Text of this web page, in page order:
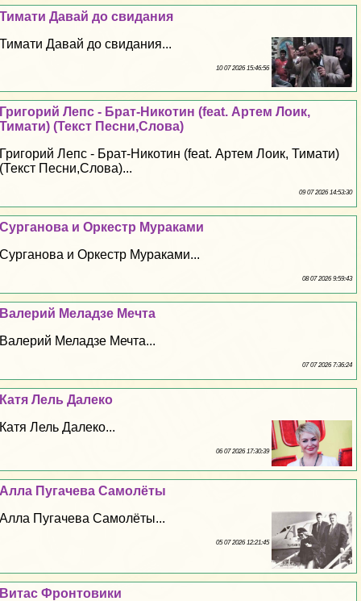
Тимати Давай до свидания
Тимати Давай до свидания...
10 07 2026 15:46:56
Григорий Лепс - Брат-Никотин (feat. Артем Лоик,
Тимати) (Текст Песни,Слова)
Григорий Лепс - Брат-Никотин (feat. Артем Лоик, Тимати)
(Текст Песни,Слова)...
09 07 2026 14:53:30
Сурганова и Оркестр Муpaками
Сурганова и Оркестр Муpaками...
08 07 2026 9:59:43
Валерий Меладзе Мечта
Валерий Меладзе Мечта...
07 07 2026 7:36:24
Катя Лель Далеко
Катя Лель Далеко...
06 07 2026 17:30:39
Алла Пугачева Самолёты
Алла Пугачева Самолёты...
05 07 2026 12:21:45
Витас Фронтовики